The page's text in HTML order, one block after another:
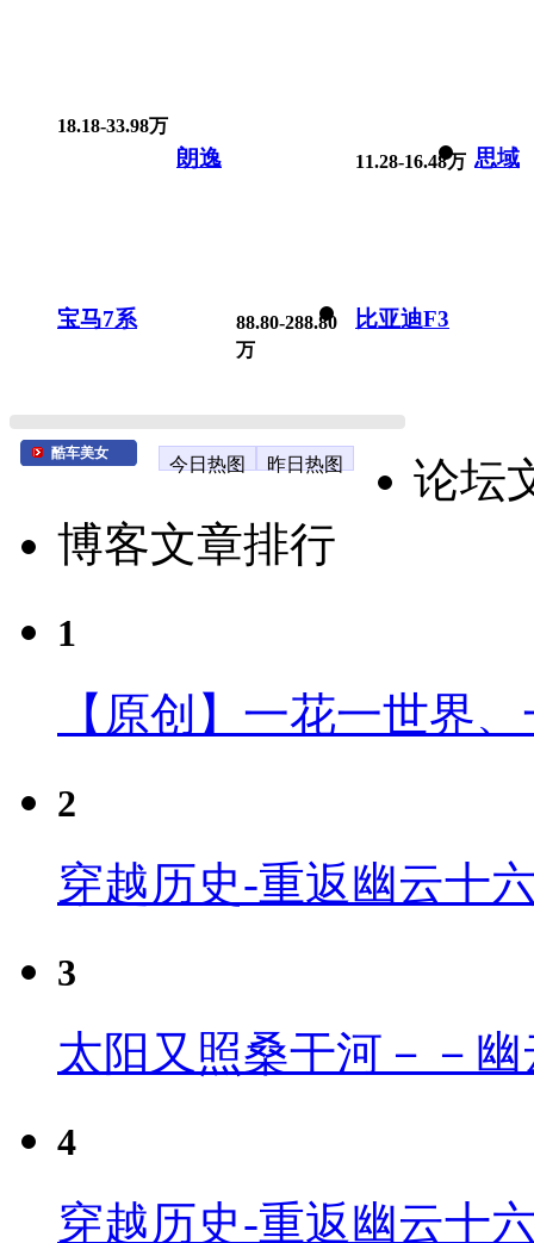
18.18-33.98万
朗逸 11.28-16.48万 思域
宝马7系
88.80-288.80
万
比亚迪F3
酷车美女
今日热图 昨日热图
论坛
博客文章排行
1
【原创】一花一世界
2
穿越历史-重返幽云十
3
太阳又照桑干河－－
4
穿越历史-重返幽云十